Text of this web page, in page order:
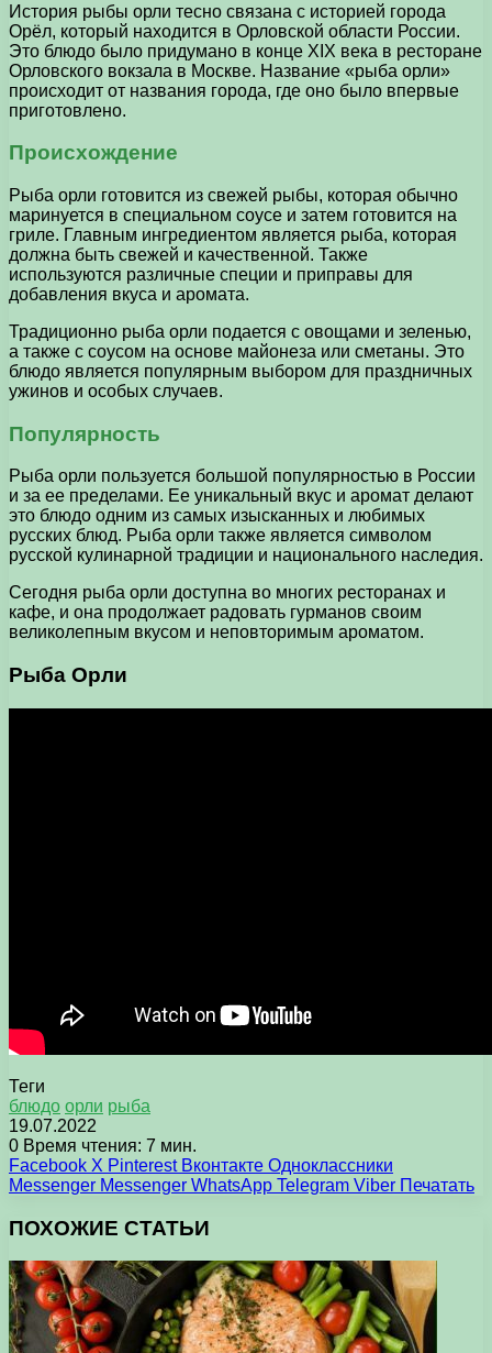
История рыбы орли тесно связана с историей города
Орёл, который находится в Орловской области России.
Это блюдо было придумано в конце XIX века в ресторане
Орловского вокзала в Москве. Название «рыба орли»
происходит от названия города, где оно было впервые
приготовлено.
Происхождение
Рыба орли готовится из свежей рыбы, которая обычно
маринуется в специальном соусе и затем готовится на
гриле. Главным ингредиентом является рыба, которая
должна быть свежей и качественной. Также
используются различные специи и приправы для
добавления вкуса и аромата.
Традиционно рыба орли подается с овощами и зеленью,
а также с соусом на основе майонеза или сметаны. Это
блюдо является популярным выбором для праздничных
ужинов и особых случаев.
Популярность
Рыба орли пользуется большой популярностью в России
и за ее пределами. Ее уникальный вкус и аромат делают
это блюдо одним из самых изысканных и любимых
русских блюд. Рыба орли также является символом
русской кулинарной традиции и национального наследия.
Сегодня рыба орли доступна во многих ресторанах и
кафе, и она продолжает радовать гурманов своим
великолепным вкусом и неповторимым ароматом.
Рыба Орли
Теги
блюдо орли рыба
19.07.2022
0 Время чтения: 7 мин.
Facebook X Pinterest Вконтакте Одноклассники
Messenger Messenger WhatsApp Telegram Viber Печатать
ПОХОЖИЕ СТАТЬИ